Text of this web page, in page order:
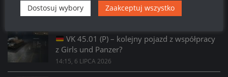
14:23, 6 LIPCA 2026
VK 45.01 (P) – kolejny pojazd z współpracy
z Girls und Panzer?
14:15, 6 LIPCA 2026
Dostosuj wybory Zaakceptuj wszystko